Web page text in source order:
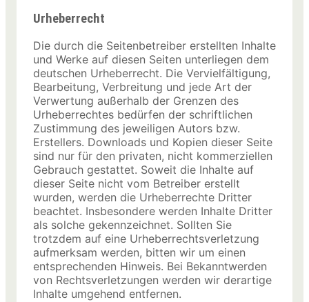
Urheberrecht
Die durch die Seitenbetreiber erstellten Inhalte
und Werke auf diesen Seiten unterliegen dem
deutschen Urheberrecht. Die Vervielfältigung,
Bearbeitung, Verbreitung und jede Art der
Verwertung außerhalb der Grenzen des
Urheberrechtes bedürfen der schriftlichen
Zustimmung des jeweiligen Autors bzw.
Erstellers. Downloads und Kopien dieser Seite
sind nur für den privaten, nicht kommerziellen
Gebrauch gestattet. Soweit die Inhalte auf
dieser Seite nicht vom Betreiber erstellt
wurden, werden die Urheberrechte Dritter
beachtet. Insbesondere werden Inhalte Dritter
als solche gekennzeichnet. Sollten Sie
trotzdem auf eine Urheberrechtsverletzung
aufmerksam werden, bitten wir um einen
entsprechenden Hinweis. Bei Bekanntwerden
von Rechtsverletzungen werden wir derartige
Inhalte umgehend entfernen.